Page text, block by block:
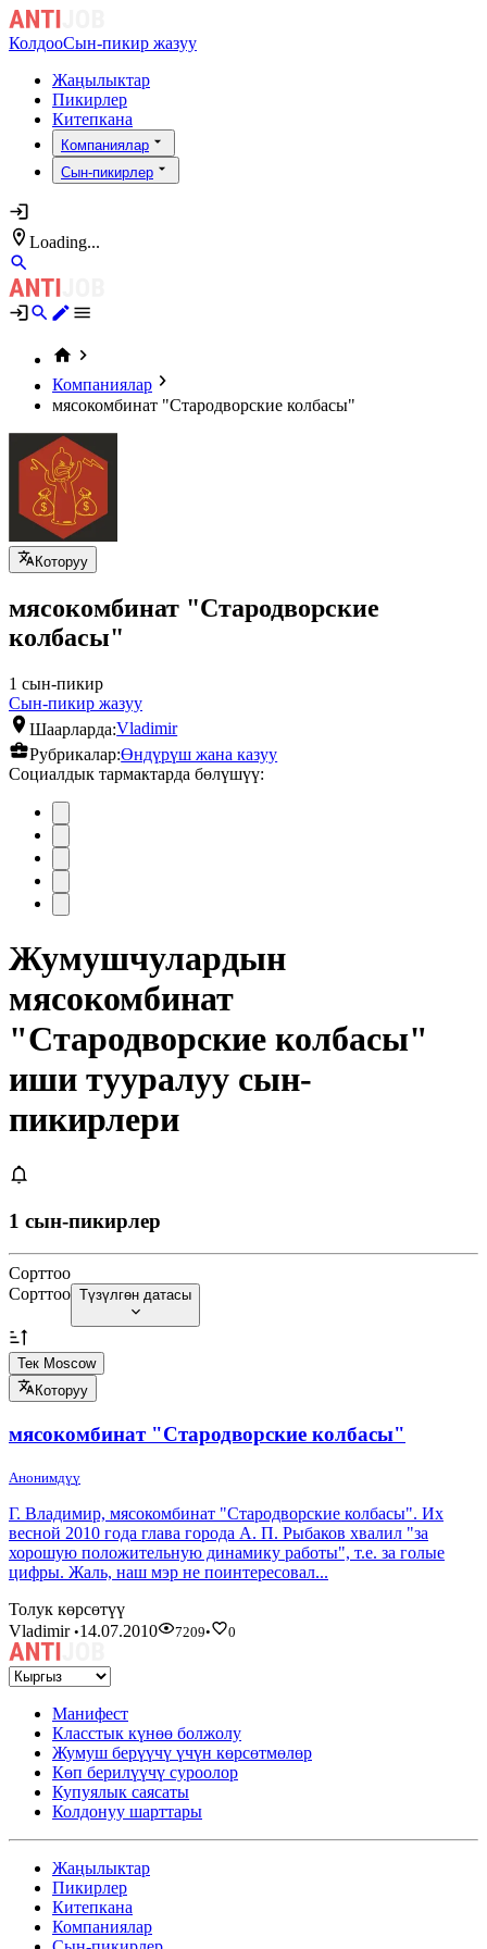
КолдооСын-пикир жазуу
Жаңылыктар
Пикирлер
Китепкана
Компаниялар
Сын-пикирлер
Loading...
Компаниялар
мясокомбинат "Стародворские колбасы"
Которуу
мясокомбинат "Стародворские
колбасы"
1 сын-пикир
Сын-пикир жазуу
Шаарларда:Vladimir
Рубрикалар:Өндүрүш жана казуу
Социалдык тармактарда бөлүшүү:
Жумушчулардын
мясокомбинат
"Стародворские колбасы"
иши тууралуу сын-
пикирлери
1 сын-пикирлер
Сорттоо
Сорттоо Түзүлгөн датасы
Тек Moscow
Которуу
мясокомбинат "Стародворские колбасы"
Анонимдүү
Г. Владимир, мясокомбинат "Стародворские колбасы". Их
весной 2010 года глава города А. П. Рыбаков хвалил "за
хорошую положительную динамику работы", т.е. за голые
цифры. Жаль, наш мэр не поинтересовал...
Толук көрсөтүү
Vladimir •14.07.2010 7209• 0
Манифест
Класстык күнөө болжолу
Жумуш берүүчү үчүн көрсөтмөлөр
Көп берилүүчү суроолор
Купуялык саясаты
Колдонуу шарттары
Жаңылыктар
Пикирлер
Китепкана
Компаниялар